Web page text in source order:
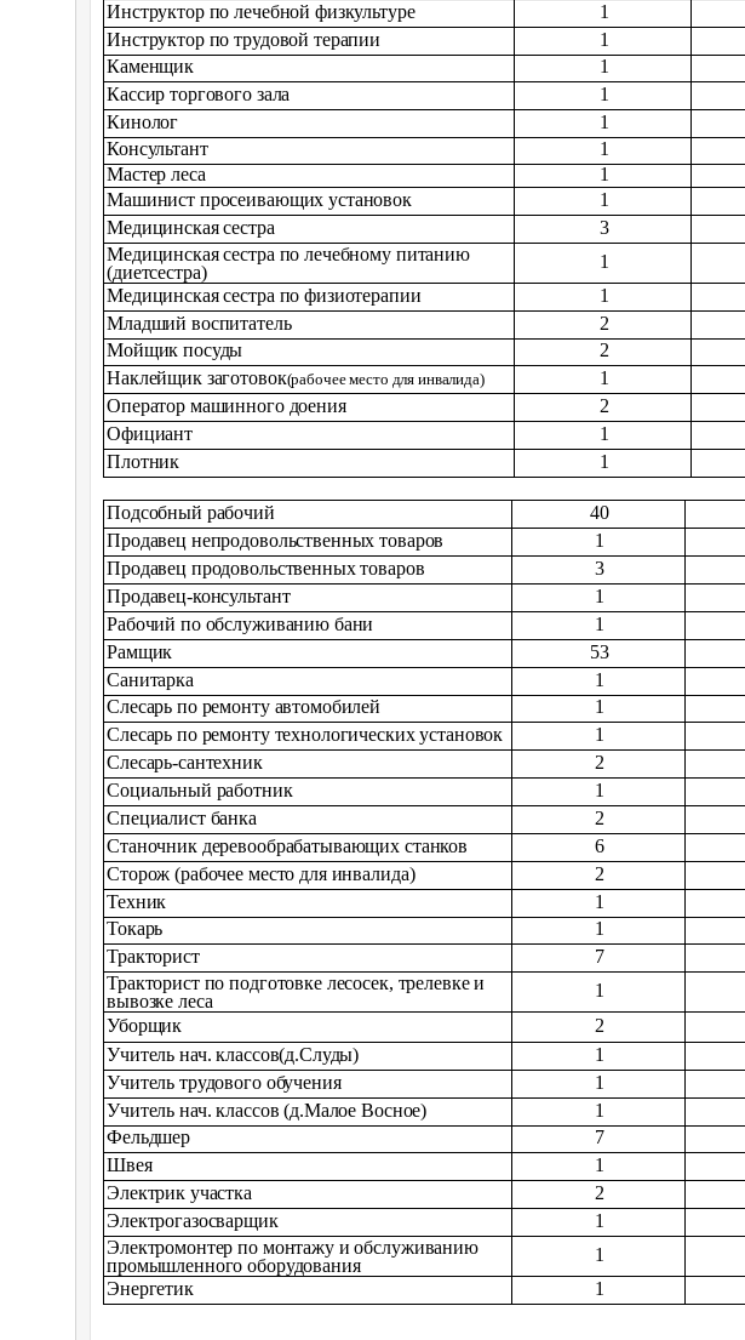
Инструктор по лечебной физкультуре
1
Инструктор по трудовой терапии
1
Каменщик
1
Кассир торгового зала
1
Кинолог
1
Консультант
1
Мастер леса
1
Машинист просеивающих установок
1
Медицинская сестра
3
Медицинская сестра по лечебному питанию
(диетсестра)
1
Медицинская сестра по физиотерапии
1
Младший воспитатель
2
Мойщик посуды
2
Наклейщик заготовок(рабочее место для инвалида) 1
Оператор машинного доения
2
Официант
1
Плотник
1
Подсобный рабочий 40
Продавец непродовольственных товаров
1
Продавец продовольственных товаров
3
Продавец-консультант
1
Рабочий по обслуживанию бани
1
Рамщик
53
Санитарка
1
Слесарь по ремонту автомобилей
1
Слесарь по ремонту технологических установок
1
Слесарь-сантехник
2
Социальный работник
1
Специалист банка
2
Станочник деревообрабатывающих станков
6
Сторож (рабочее место для инвалида)
2
Техник
1
Токарь
1
Тракторист
7
Тракторист по подготовке лесосек, трелевке и
вывозке леса
1
Уборщик
2
Учитель нач. классов(д.Слуды)
1
Учитель трудового обучения 1
Учитель нач. классов (д.Малое Восное)
1
Фельдшер
7
Швея
1
Электрик участка
2
Электрогазосварщик
1
Электромонтер по монтажу и обслуживанию
промышленного оборудования
1
Энергетик
1